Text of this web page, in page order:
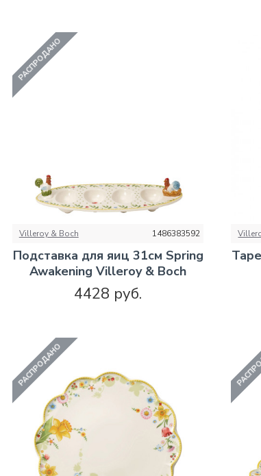
РАСПРОДАНО
Villeroy & Boch 1486383592
Подставка для яиц 31см Spring
Awakening Villeroy & Boch
4428 руб.
РАСПРОДАНО